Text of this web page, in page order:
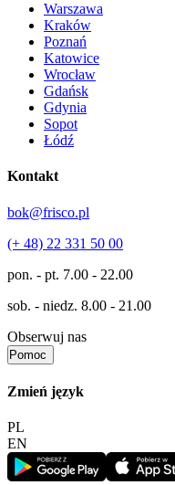
Warszawa
Kraków
Poznań
Katowice
Wrocław
Gdańsk
Gdynia
Sopot
Łódź
Kontakt
bok@frisco.pl
(+ 48) 22 331 50 00
pon. - pt. 7.00 - 22.00
sob. - niedz. 8.00 - 21.00
Obserwuj nas
Pomoc
Zmień język
PL
EN